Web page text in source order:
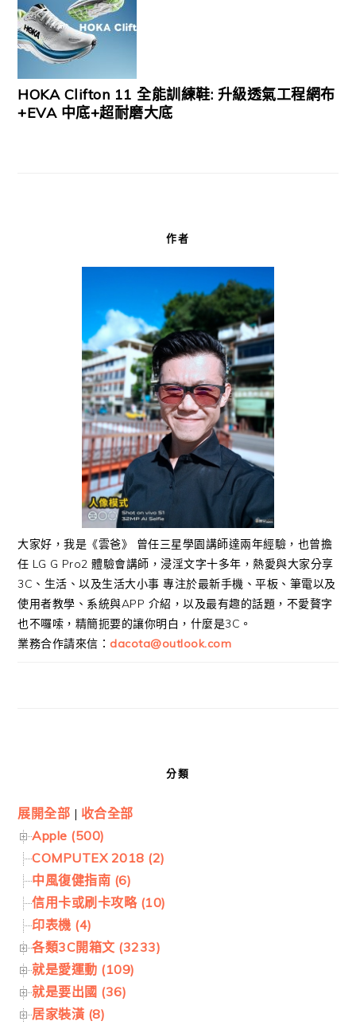
HOKA Clifton 11 全能訓練鞋: 升級透氣工程網布
+EVA 中底+超耐磨大底
作者
大家好，我是《雲爸》 曾任三星學園講師達兩年經驗，也曾擔
任 LG G Pro2 體驗會講師，浸淫文字十多年，熱愛與大家分享
3C、生活、以及生活大小事 專注於最新手機、平板、筆電以及
使用者教學、系統與APP 介紹，以及最有趣的話題，不愛贅字
也不囉嗦，精簡扼要的讓你明白，什麼是3C。
業務合作請來信： dacota@outlook.com
分類
展開全部 | 收合全部
Apple (500)
COMPUTEX 2018 (2)
中風復健指南 (6)
信用卡或刷卡攻略 (10)
印表機 (4)
各類3C開箱文 (3233)
就是愛運動 (109)
就是要出國 (36)
居家裝潢 (8)